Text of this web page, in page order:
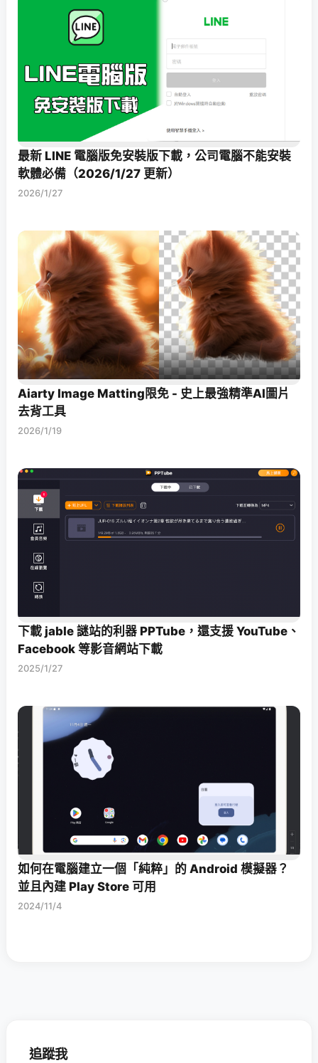
最新 LINE 電腦版免安裝版下載，公司電腦不能安裝
軟體必備（2026/1/27 更新）
2026/1/27
Aiarty Image Matting限免 - 史上最強精準AI圖片
去背工具
2026/1/19
下載 jable 謎站的利器 PPTube，還支援 YouTube、
Facebook 等影音網站下載
2025/1/27
如何在電腦建立一個「純粹」的 Android 模擬器？
並且內建 Play Store 可用
2024/11/4
追蹤我